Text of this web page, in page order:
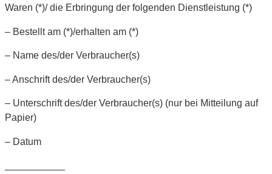
Waren (*)/ die Erbringung der folgenden Dienstleistung (*)
– Bestellt am (*)/erhalten am (*)
– Name des/der Verbraucher(s)
– Anschrift des/der Verbraucher(s)
– Unterschrift des/der Verbraucher(s) (nur bei Mitteilung auf
Papier)
– Datum